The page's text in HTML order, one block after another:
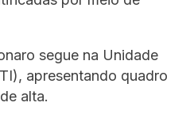
segue na Unidade
apresentando quadro
alta.